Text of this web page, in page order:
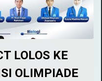
LOLOS KE
OLIMPIADE